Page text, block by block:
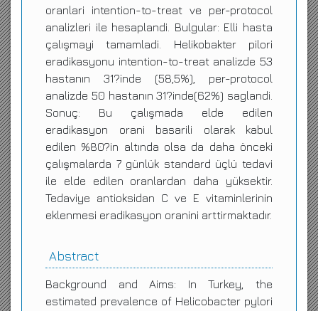
oranlari intention-to-treat ve per-protocol
analizleri ile hesaplandi. Bulgular: Elli hasta
çalışmayi tamamladi. Helikobakter pilori
eradikasyonu intention-to-treat analizde 53
hastanın 31?inde (58,5%), per-protocol
analizde 50 hastanın 31?inde(62%) saglandi.
Sonuç: Bu çalışmada elde edilen
eradikasyon orani basarili olarak kabul
edilen %80?in altında olsa da daha önceki
çalışmalarda 7 günlük standard üçlü tedavi
ile elde edilen oranlardan daha yüksektir.
Tedaviye antioksidan C ve E vitaminlerinin
eklenmesi eradikasyon oranini arttirmaktadır.
Abstract
Background and Aims: In Turkey, the
estimated prevalence of Helicobacter pylori